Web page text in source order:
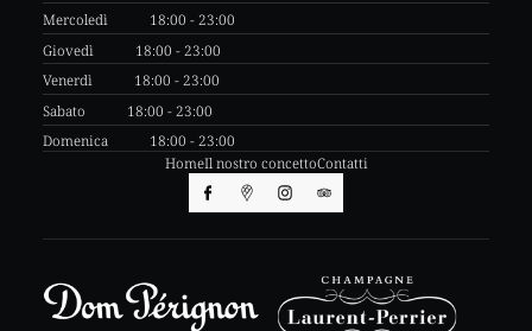
Mercoledì
18:00 - 23:00
Giovedì
18:00 - 23:00
Venerdì
18:00 - 23:00
Sabato
18:00 - 23:00
Domenica
18:00 - 23:00
HomeIl nostro concettoContatti